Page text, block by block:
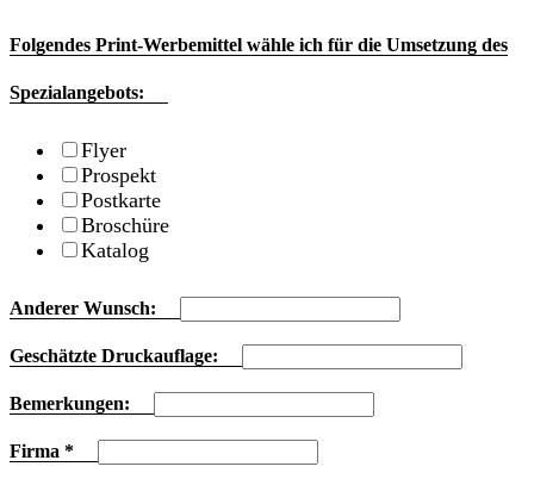
Folgendes Print-Werbemittel wähle ich für die Umsetzung des
Spezialangebots:
Flyer
Prospekt
Postkarte
Broschüre
Katalog
Anderer Wunsch:
Geschätzte Druckauflage:
Bemerkungen:
Firma *